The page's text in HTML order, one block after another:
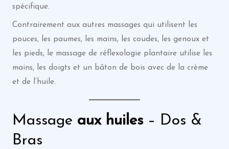
spécifique.
Contrairement aux autres massages qui utilisent les
pouces, les paumes, les mains, les coudes, les genoux et
les pieds, le massage de réflexologie plantaire utilise les
mains, les doigts et un bâton de bois avec de la crème
et de l’huile.
Massage aux huiles– Dos &
Bras